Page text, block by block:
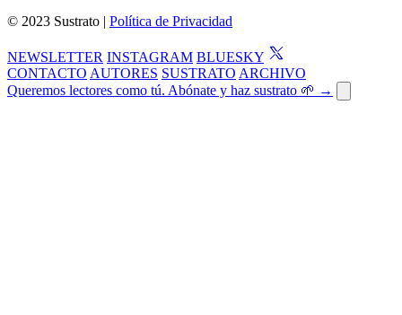
© 2023 Sustrato | Política de Privacidad
NEWSLETTER INSTAGRAM BLUESKY
CONTACTO AUTORES SUSTRATO ARCHIVO
Queremos lectores como tú. Abónate y haz sustrato 🌱 →